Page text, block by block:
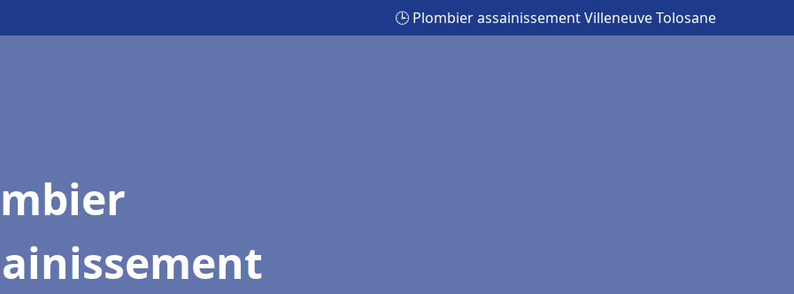
🕒 Plombier assainissement Villeneuve Tolosane